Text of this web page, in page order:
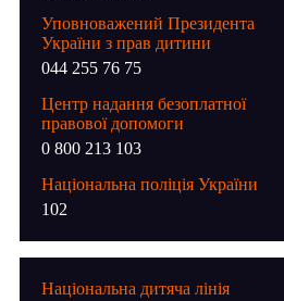
Уповноважений Президента
України з прав дитини
044 255 76 75
Центр надання безоплатної
правової допомоги
0 800 213 103
Національна поліція України
102
Національна дитяча лінія